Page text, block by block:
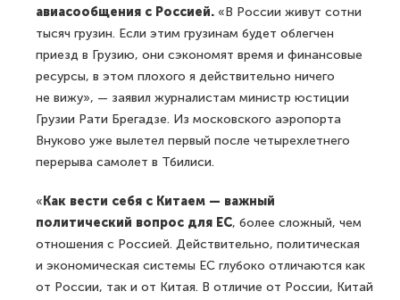
авиасообщения с Россией. «В России живут сотни
тысяч грузин. Если этим грузинам будет облегчен
приезд в Грузию, они сэкономят время и финансовые
ресурсы, в этом плохого я действительно ничего
не вижу», — заявил журналистам министр юстиции
Грузии Рати Брегадзе. Из московского аэропорта
Внуково уже вылетел первый после четырехлетнего
перерыва самолет в Тбилиси.
« Как вести себя с Китаем — важный
политический вопрос для ЕС, более сложный, чем
отношения с Россией. Действительно, политическая
и экономическая системы ЕС глубоко отличаются как
от России, так и от Китая. В отличие от России, Китай